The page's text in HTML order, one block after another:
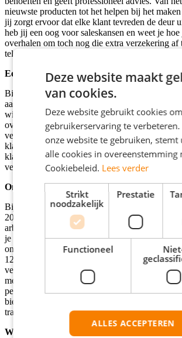
nieuwste producten tot het helpen bij het
jij zorgt ervoor dat elke klant tevreden de deur
heb jij een oog voor saleskansen en weet je
overhalen om toch nog die extra verzekering af
telefoonhoesje. Of een extra screen-protector. Of
Een team waar je op kunt bouwen
Bij Odido geloven we in teamwork. Samen
aan het behalen van de verkoopdoelstellingen.
winkel er altijd netjes en aantrekkelijk uitziet,
over manieren om de verkoopkansen te
verkoopvaardigheden en overtuigingskracht
klanten kunt enthousiasmeren. Ook ben je
klachten en problemen en beschrijven anderen
verantwoordelijk persoon.
Ontdek je secundaire arbeidsvoorwaarden
Bij Odido krijg je naast een aantrekkelijk
20,16 bruto per uur ook nog eens interessante
arbeidsvoorwaarden. Zo ontvang je een bonus
je een nieuwe collega aandraagt. Daarnaast
onregelmatigheidstoeslagen van maar liefst
120% op koopavonden. En maak je gebruik van
vervoer? Dan worden je volledige OV-kosten
met de auto? Dan ontvang je een
per kilometer tot een afstand van 30 kilometer
biedt Odido je de mogelijkheid om jezelf
trainingen en cursussen.
Wie zoeken wij?
Deze website maakt
van cookies.
Deze website gebruikt cookies
gebruikerservaring te
onze website te gebruiken, stemt
alle cookies in overeenstemming
Cookiebeleid. Lees verder
Strikt
noodzakelijk
Prestatie
Functioneel
ALLES ACCEPTEREN